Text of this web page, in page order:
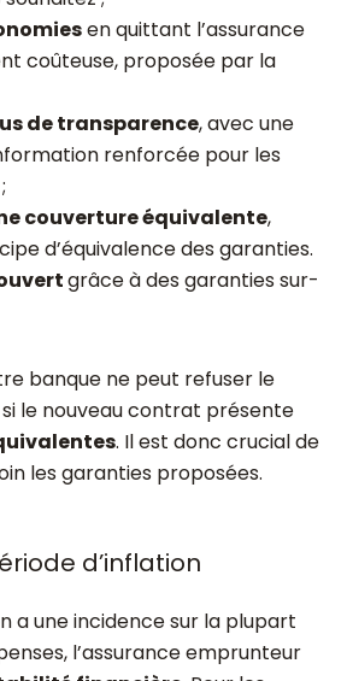
en quittant l’assurance
coûteuse, proposée par la
de transparence, avec une
renforcée pour les
couverture équivalente,
d’équivalence des garanties.
grâce à des garanties sur-
banque ne peut refuser le
le nouveau contrat présente
. Il est donc crucial de
les garanties proposées.
d’inflation
a une incidence sur la plupart
l’assurance emprunteur